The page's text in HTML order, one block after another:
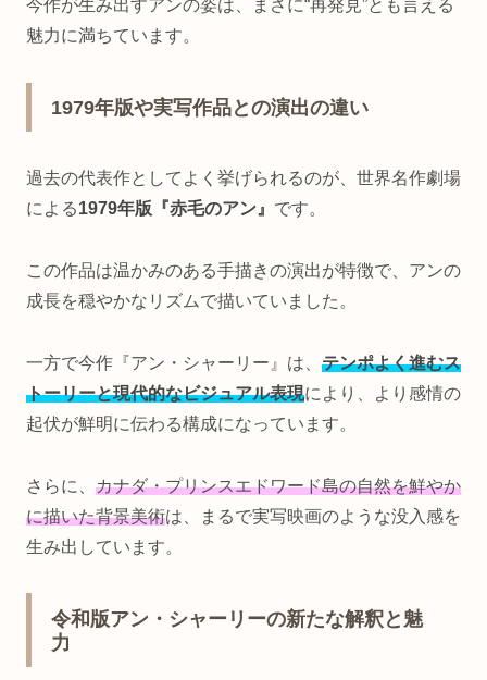
今作が生み出すアンの姿は、まさに“再発見”とも言える
魅力に満ちています。
1979年版や実写作品との演出の違い
過去の代表作としてよく挙げられるのが、世界名作劇場
による1979年版『赤毛のアン』 です。
この作品は温かみのある手描きの演出が特徴で、アンの
成長を穏やかなリズムで描いていました。
一方で今作『アン・シャーリー』は、 テンポよく進むス
トーリーと現代的なビジュアル表現により、より感情の
起伏が鮮明に伝わる構成になっています。
さらに、 カナダ・プリンスエドワード島の自然を鮮やか
に描いた背景美術は、まるで実写映画のような没入感を
生み出しています。
令和版アン・シャーリーの新たな解釈と魅
力